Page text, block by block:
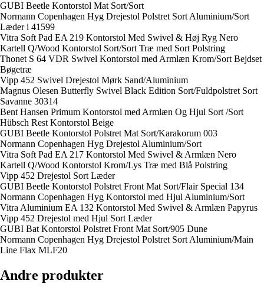
GUBI Beetle Kontorstol Mat Sort/Sort
Normann Copenhagen Hyg Drejestol Polstret Sort Aluminium/Sort
Læder i 41599
Vitra Soft Pad EA 219 Kontorstol Med Swivel & Høj Ryg Nero
Kartell Q/Wood Kontorstol Sort/Sort Træ med Sort Polstring
Thonet S 64 VDR Swivel Kontorstol med Armlæn Krom/Sort Bejdset
Bøgetræ
Vipp 452 Swivel Drejestol Mørk Sand/Aluminium
Magnus Olesen Butterfly Swivel Black Edition Sort/Fuldpolstret Sort
Savanne 30314
Bent Hansen Primum Kontorstol med Armlæn Og Hjul Sort /Sort
Hübsch Rest Kontorstol Beige
GUBI Beetle Kontorstol Polstret Mat Sort/Karakorum 003
Normann Copenhagen Hyg Drejestol Aluminium/Sort
Vitra Soft Pad EA 217 Kontorstol Med Swivel & Armlæn Nero
Kartell Q/Wood Kontorstol Krom/Lys Træ med Blå Polstring
Vipp 452 Drejestol Sort Læder
GUBI Beetle Kontorstol Polstret Front Mat Sort/Flair Special 134
Normann Copenhagen Hyg Kontorstol med Hjul Aluminium/Sort
Vitra Aluminium EA 132 Kontorstol Med Swivel & Armlæn Papyrus
Vipp 452 Drejestol med Hjul Sort Læder
GUBI Bat Kontorstol Polstret Front Mat Sort/905 Dune
Normann Copenhagen Hyg Drejestol Polstret Sort Aluminium/Main
Line Flax MLF20
Andre produkter